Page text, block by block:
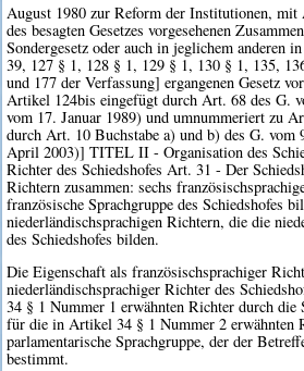
August 1980 zur Reform der Institutionen,
des besagten Gesetzes vorgesehenen
Sondergesetz oder auch in jeglichem anderen
39, 127 § 1, 128 § 1, 129 § 1, 130 § 1, 135,
und 177 der Verfassung] ergangenen Gesetz
Artikel 124bis eingefügt durch Art. 68 des G.
vom 17. Januar 1989) und umnummeriert zu
durch Art. 10 Buchstabe a) und b) des G.
April 2003)] TITEL II - Organisation des
Richter des Schiedshofes Art. 31 - Der
Richtern zusammen: sechs
französische Sprachgruppe des Schiedshofes
niederländischsprachigen Richtern, die die
des Schiedshofes bilden.
Die Eigenschaft als französischsprachiger
niederländischsprachiger Richter des
34 § 1 Nummer 1 erwähnten Richter durch die
für die in Artikel 34 § 1 Nummer 2 erwähnten
parlamentarische Sprachgruppe, der der
bestimmt.